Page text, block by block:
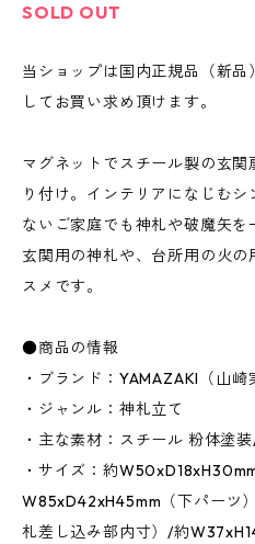
SOLD OUT
当ショップは国内正規品（新
してお買い求め頂けます。
マグネットでスチール製の玄
り付け。インテリアになじむ
ないご家庭でも神札や破魔矢を
玄関用の神札や、台所用の火
スメです。
●商品の情報
・ブランド：YAMAZAKI（山
・ジャンル：神札立て
・主な素材：スチール 粉体塗
・サイズ：約
W85xD42xH45mm（下パーツ
札差し込み部内寸）/約